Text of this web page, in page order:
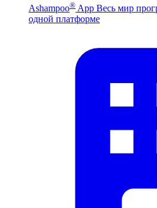
Ashampoo® App Весь мир
одной платформе